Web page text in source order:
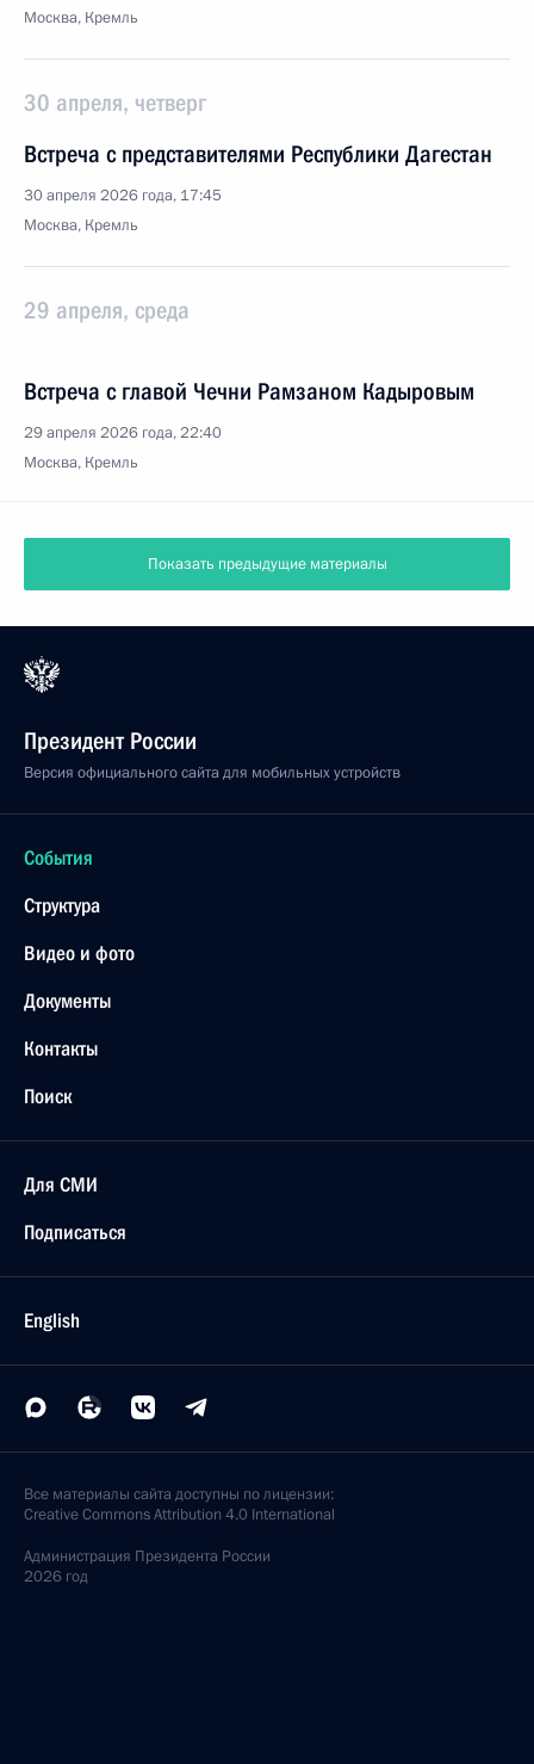
Москва, Кремль
30 апреля, четверг
Встреча с представителями Республики Дагестан
30 апреля 2026 года, 17:45
Москва, Кремль
29 апреля, среда
Встреча с главой Чечни Рамзаном Кадыровым
29 апреля 2026 года, 22:40
Москва, Кремль
Показать предыдущие материалы
Президент России
Версия официального сайта для мобильных устройств
События
Структура
Видео и фото
Документы
Контакты
Поиск
Для СМИ
Подписаться
English
Все материалы сайта доступны по лицензии:
Creative Commons Attribution 4.0 International
Администрация Президента России
2026 год